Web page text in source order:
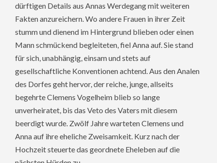
dürftigen Details aus Annas Werdegang mit weiteren
Fakten anzureichern. Wo andere Frauen in ihrer Zeit
stumm und dienend im Hintergrund blieben oder einen
Mann schmückend begleiteten, fiel Anna auf. Sie stand
für sich, unabhängig, einsam und stets auf
gesellschaftliche Konventionen achtend. Aus den Analen
des Dorfes geht hervor, der reiche, junge, allseits
begehrte Clemens Vogelheim blieb so lange
unverheiratet, bis das Veto des Vaters mit diesem
beerdigt wurde. Zwölf Jahre warteten Clemens und
Anna auf ihre eheliche Zweisamkeit. Kurz nach der
Hochzeit steuerte das geordnete Eheleben auf die